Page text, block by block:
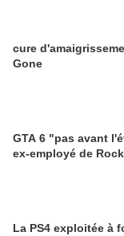
cure
Gone
GTA 6 "pas avant
ex-employé de
La PS4 exploitée à